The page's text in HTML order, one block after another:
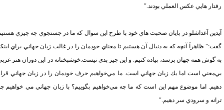
هايي عكس العملي بودند."
آغداشلو در پايان صحبت هاي خود با طرح اين سوال كه ما در جستجوي چه چيزي هستيم
ظاهراً آنچه كه به دنبال آن هستيم تا معناي خودمان را در غالب زبان جهاني براي اينكه
گوش همه جهان برسد، پياده كنيم. و اين چيز بدي نيست.خوشبختانه در اين دوران هنر غربي
است اما يك زبان جهاني است. ما مي‌خواهيم حرف خودمان را در زبان جهاني قرار
اما موضوع مهم اين است كه ما چه مي‌خواهيم بگوييم؟ با زبان جهاني مي خواهيم چه
و سرودي سر دهيم."